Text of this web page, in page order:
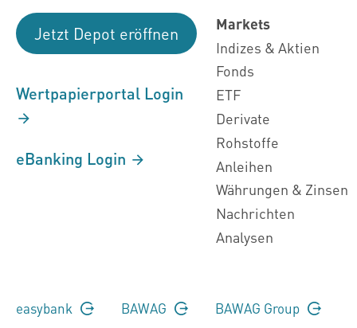
Jetzt Depot eröffnen
Wertpapierportal Login
eBanking Login
Markets
Indizes & Aktien
Fonds
ETF
Derivate
Rohstoffe
Anleihen
Währungen & Zinsen
Nachrichten
Analysen
easybank BAWAG BAWAG Group